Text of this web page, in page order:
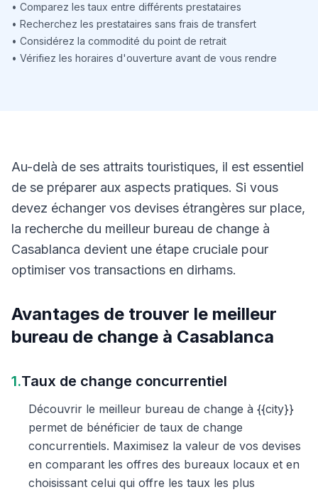
• Comparez les taux entre différents prestataires
• Recherchez les prestataires sans frais de transfert
• Considérez la commodité du point de retrait
• Vérifiez les horaires d'ouverture avant de vous rendre
Au-delà de ses attraits touristiques, il est essentiel
de se préparer aux aspects pratiques. Si vous
devez échanger vos devises étrangères sur place,
la recherche du meilleur bureau de change à
Casablanca devient une étape cruciale pour
optimiser vos transactions en dirhams.
Avantages de trouver le meilleur
bureau de change à Casablanca
1.Taux de change concurrentiel
Découvrir le meilleur bureau de change à {{city}}
permet de bénéficier de taux de change
concurrentiels. Maximisez la valeur de vos devises
en comparant les offres des bureaux locaux et en
choisissant celui qui offre les taux les plus